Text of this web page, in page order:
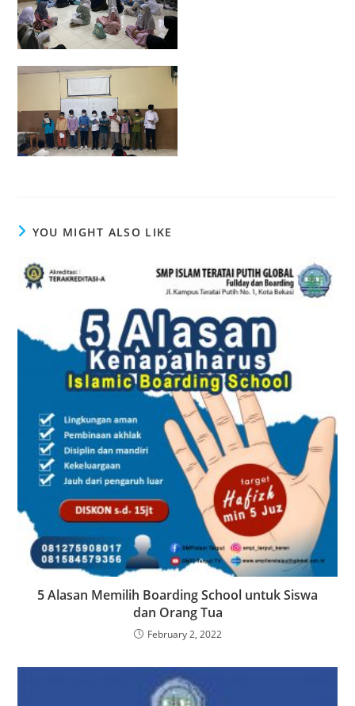
YOU MIGHT ALSO LIKE
5 Alasan Memilih Boarding School untuk Siswa
dan Orang Tua
February 2, 2022